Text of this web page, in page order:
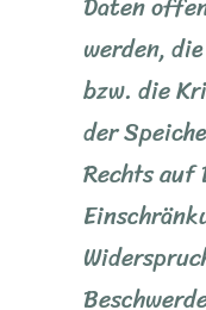
werden,
bzw. die
der
Rechts auf